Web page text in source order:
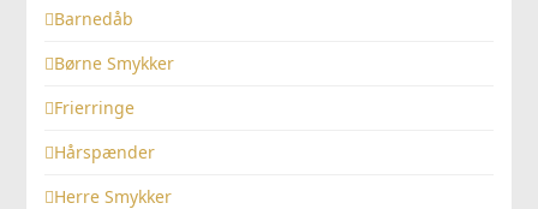
Barnedåb
Børne Smykker
Frierringe
Hårspænder
Herre Smykker